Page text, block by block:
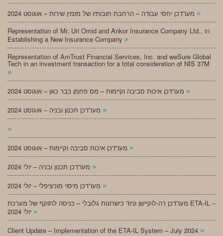
»
Representation of Mr. Uri Omid and Ankor Insurance Company Ltd., in
Establishing a New Insurance Company »
Representation of AmTrust Financial Services, Inc. and weSure Global
Tech in an investment transaction for a total consideration of NIS 37M
»
»
»
»
»
»
»
מעו”דכן רה-לוקיישן וניוד כישרונות גלובלי – כניסה לתוקף של מערכת ETA-IL –
»
Client Update – Implementation of the ETA-IL System – July 2024 »